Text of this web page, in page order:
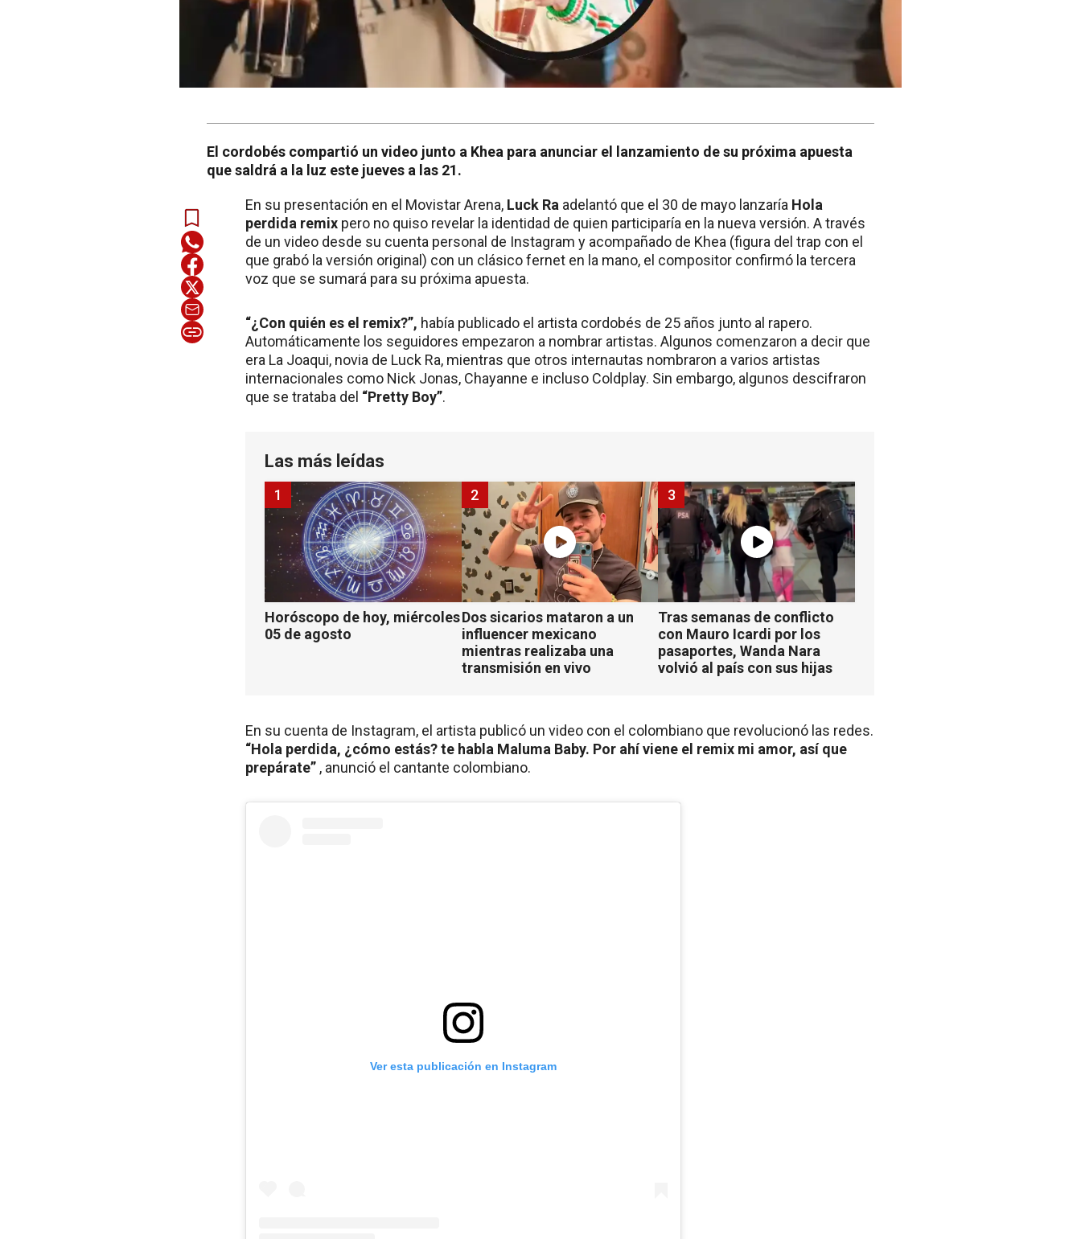
El cordobés compartió un video junto a Khea para anunciar el lanzamiento de su próxima apuesta
que saldrá a la luz este jueves a las 21.
En su presentación en el Movistar Arena, Luck Ra adelantó que el 30 de mayo lanzaría Hola
perdida remix pero no quiso revelar la identidad de quien participaría en la nueva versión. A través
de un video desde su cuenta personal de Instagram y acompañado de Khea (figura del trap con el
que grabó la versión original) con un clásico fernet en la mano, el compositor confirmó la tercera
voz que se sumará para su próxima apuesta.
“¿Con quién es el remix?”, había publicado el artista cordobés de 25 años junto al rapero.
Automáticamente los seguidores empezaron a nombrar artistas. Algunos comenzaron a decir que
era La Joaqui, novia de Luck Ra, mientras que otros internautas nombraron a varios artistas
internacionales como Nick Jonas, Chayanne e incluso Coldplay. Sin embargo, algunos descifraron
que se trataba del “Pretty Boy”.
Las más leídas
Horóscopo de hoy, miércoles
05 de agosto
1
Dos sicarios mataron a un
influencer mexicano
mientras realizaba una
transmisión en vivo
2
Tras semanas de conflicto
con Mauro Icardi por los
pasaportes, Wanda Nara
volvió al país con sus hijas
3
En su cuenta de Instagram, el artista publicó un video con el colombiano que revolucionó las redes.
“Hola perdida, ¿cómo estás? te habla Maluma Baby. Por ahí viene el remix mi amor, así que
prepárate” , anunció el cantante colombiano.
Ver esta publicación en Instagram